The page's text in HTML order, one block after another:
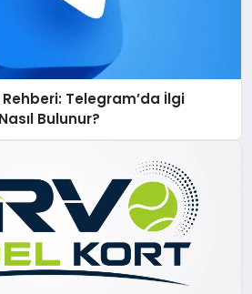
Telegram’da İlgi
Bulunur?